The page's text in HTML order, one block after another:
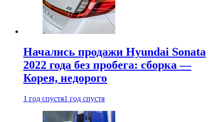
Начались продажи Hyundai Sonata
2022 года без пробега: сборка —
Корея, недорого
1 год спустя1 год спустя